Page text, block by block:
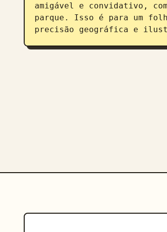
amigável e convidativo,
parque. Isso é para um
precisão geográfica e